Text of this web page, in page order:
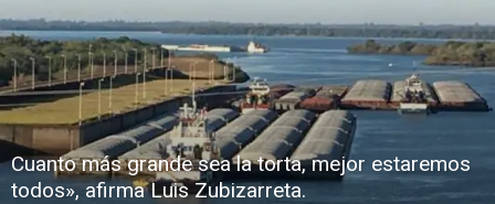
Cuanto más grande sea la torta, mejor estaremos
todos», afirma Luis Zubizarreta.